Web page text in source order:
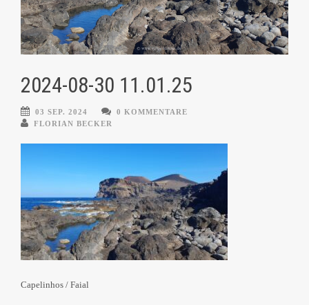
2024-08-30 11.01.25
03 SEP. 2024
0 KOMMENTARE
FLORIAN BECKER
Capelinhos / Faial